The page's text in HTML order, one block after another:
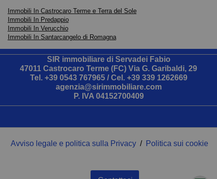
Immobili In Castrocaro Terme e Terra del Sole
Immobili In Predappio
Immobili In Verucchio
Immobili In Santarcangelo di Romagna
SIR immobiliare di Servadei Fabio
47011 Castrocaro Terme (FC) Via G. Garibaldi, 29
Tel. +39 0543 767965/ Cel. +39 339 1262669
agenzia@sirimmobiliare.com
P. IVA 04152700409
Avviso legale e politica sulla Privacy / Politica sui cookie